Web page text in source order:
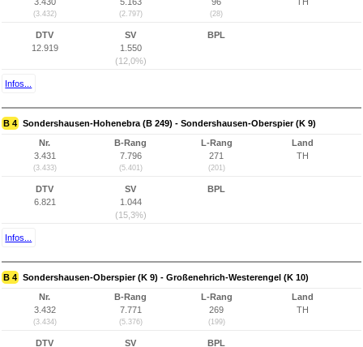
(3.432) (2.797) (28)
DTV
12.919
SV
1.550
(12,0%)
BPL
Infos...
B 4 Sondershausen-Hohenebra (B 249) - Sondershausen-Oberspier (K 9)
Nr.
3.431
(3.433)
B-Rang
7.796
(5.401)
L-Rang
271
(201)
Land
TH
DTV
6.821
SV
1.044
(15,3%)
BPL
Infos...
B 4 Sondershausen-Oberspier (K 9) - Großenehrich-Westerengel (K 10)
Nr.
3.432
(3.434)
B-Rang
7.771
(5.376)
L-Rang
269
(199)
Land
TH
DTV
SV
BPL